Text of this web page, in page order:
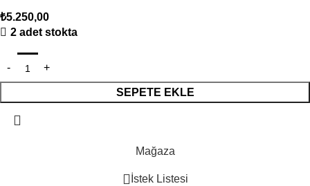
₺5.250,00
2 adet stokta
SEPETE EKLE
Mağaza
İstek Listesi